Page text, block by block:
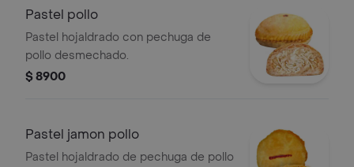
Pastel pollo
Pastel hojaldrado con pechuga de
pollo desmechado.
$ 8900
Pastel jamon pollo
Pastel hojaldrado de pechuga de pollo